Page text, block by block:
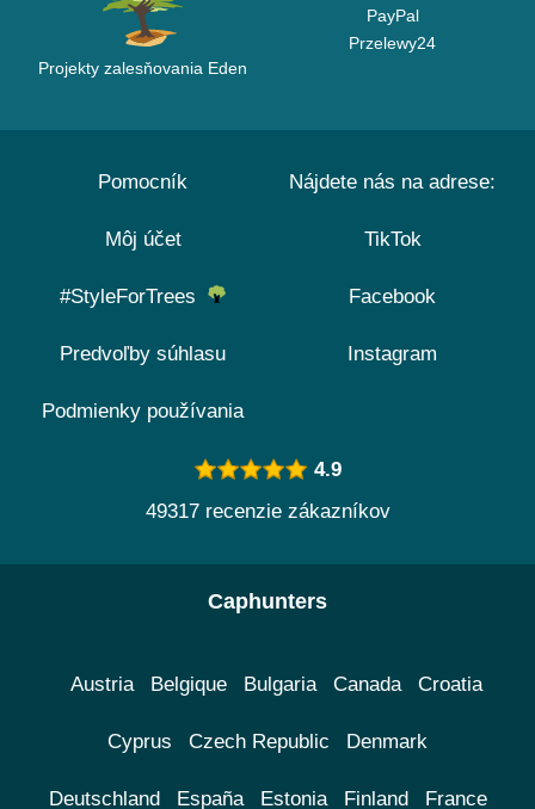
Projekty zalesňovania Eden
PayPal
Przelewy24
Pomocník
Môj účet
#StyleForTrees
Predvoľby súhlasu
Podmienky používania
Nájdete nás na adrese:
TikTok
Facebook
Instagram
4.9
49317 recenzie zákazníkov
Caphunters
Austria Belgique Bulgaria Canada Croatia
Cyprus Czech Republic Denmark
Deutschland España Estonia Finland France